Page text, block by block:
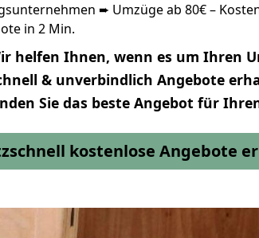
➨ Umzüge ab 80€ –
in 2 Min.
helfen Ihnen, wenn es um Ihren
& unverbindlich Angebote
Sie das beste Angebot für
kostenlose Angebote